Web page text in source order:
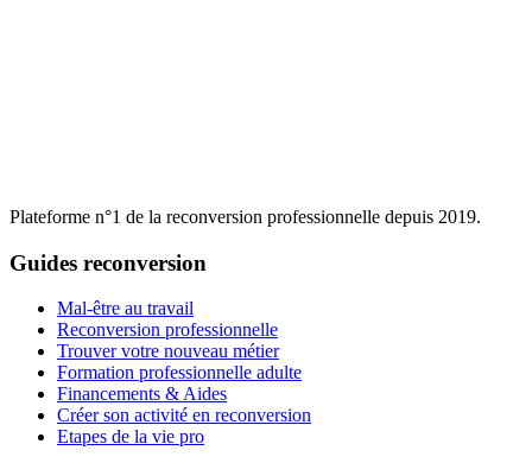
Plateforme n°1 de la reconversion professionnelle depuis 2019.
Guides reconversion
Mal-être au travail
Reconversion professionnelle
Trouver votre nouveau métier
Formation professionnelle adulte
Financements & Aides
Créer son activité en reconversion
Etapes de la vie pro